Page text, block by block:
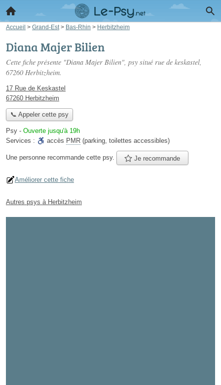
Accueil > Grand-Est > Bas-Rhin > Herbitzheim
Diana Majer Bilien
Cette fiche présente "Diana Majer Bilien", psy situé rue de keskastel,
67260 Herbitzheim.
17 Rue de Keskastel
67260 Herbitzheim
📞 Appeler cette psy
Psy - Ouverte jusqu'à 19h
Services :
accès PMR (parking, toilettes accessibles)
Une personne recommande cette psy. Je recommande
Améliorer cette fiche
Autres psys à Herbitzheim